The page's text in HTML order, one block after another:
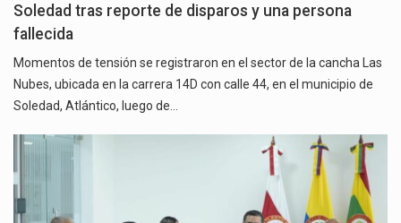
Soledad tras reporte de disparos y una persona
fallecida
Momentos de tensión se registraron en el sector de la cancha Las
Nubes, ubicada en la carrera 14D con calle 44, en el municipio de
Soledad, Atlántico, luego de…